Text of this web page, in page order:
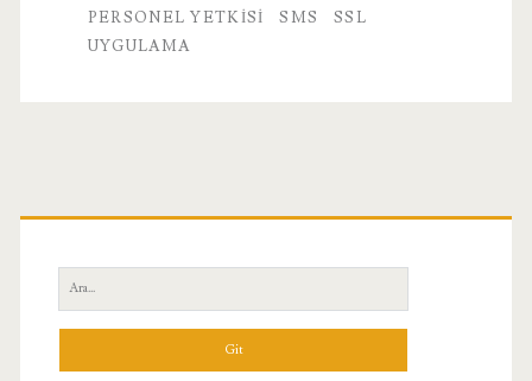
PERSONEL YETKISI
SMS
SSL
UYGULAMA
Birincil
Yan
Menü
Ara: